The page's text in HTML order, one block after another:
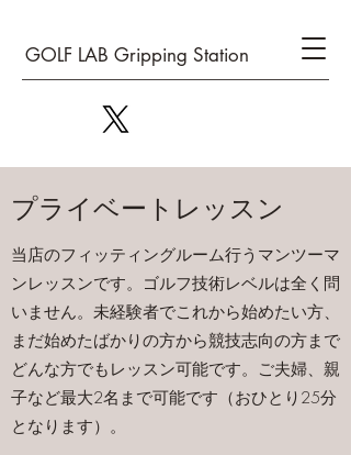
GOLF LAB Gripping Station
プライベートレッスン
当店のフィッティングルーム行うマンツーマ
ンレッスンです。ゴルフ技術レベルは全く問
いません。未経験者でこれから始めたい方、
まだ始めたばかりの方から競技志向の方まで
どんな方でもレッスン可能です。ご夫婦、親
子など最大2名まで可能です（おひとり25分
となります）。